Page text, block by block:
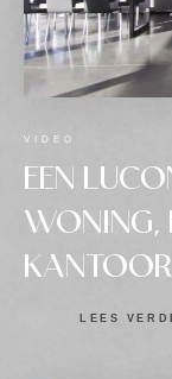
VIDEO
EEN
WONING,
KANTOOR
LEES